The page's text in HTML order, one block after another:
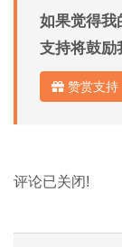
如果觉得我
支持将鼓励
赞赏支持
评论已关闭!